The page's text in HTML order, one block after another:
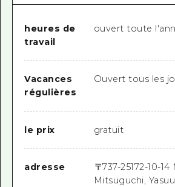
heures de
travail
ouvert toute
Vacances
régulières
Ouvert tous les
le prix gratuit
adresse 〒737-25172-10-14
Mitsuguchi,